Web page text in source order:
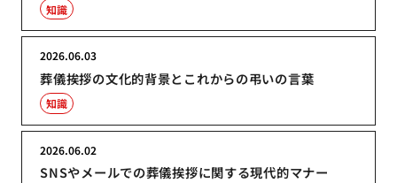
知識
葬儀挨拶の文化的背景とこれからの弔いの言葉
2026.06.03
知識
SNSやメールでの葬儀挨拶に関する現代的マナー
2026.06.02